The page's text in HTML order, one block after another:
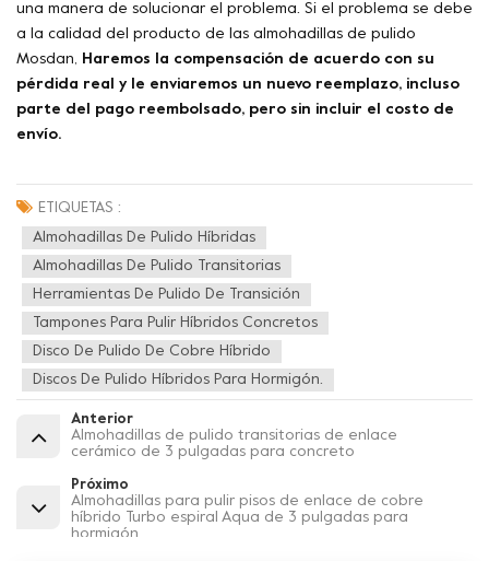
una manera de solucionar el problema. Si el problema se debe
a la calidad del producto de las almohadillas de pulido
Mosdan, Haremos la compensación de acuerdo con su
pérdida real y le enviaremos un nuevo reemplazo, incluso
parte del pago reembolsado, pero sin incluir el costo de
envío.
ETIQUETAS :
Almohadillas De Pulido Híbridas
Almohadillas De Pulido Transitorias
Herramientas De Pulido De Transición
Tampones Para Pulir Híbridos Concretos
Disco De Pulido De Cobre Híbrido
Discos De Pulido Híbridos Para Hormigón.
Anterior
Almohadillas de pulido transitorias de enlace
cerámico de 3 pulgadas para concreto
Próximo
Almohadillas para pulir pisos de enlace de cobre
híbrido Turbo espiral Aqua de 3 pulgadas para
hormigón